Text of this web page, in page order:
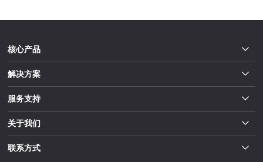
核心产品
解决方案
服务支持
关于我们
联系方式